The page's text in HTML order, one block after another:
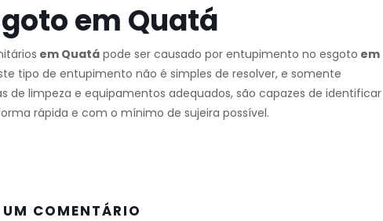
em Quatá
em Quatá pode ser causado por entupimento no esgoto em
tipo de entupimento não é simples de resolver, e somente
de limpeza e equipamentos adequados, são capazes de identificar
rápida e com o mínimo de sujeira possível.
UM COMENTÁRIO